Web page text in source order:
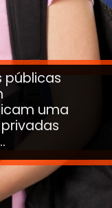
públicas
uma